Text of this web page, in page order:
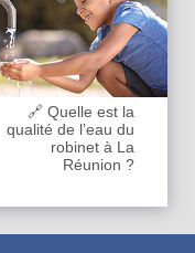
🔗 Quelle est la
qualité de l’eau du
robinet à La
Réunion ?